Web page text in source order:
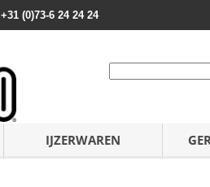
+31 (0)73-6 24 24 24
IJZERWAREN